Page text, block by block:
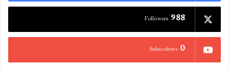
988
Followers
0
Subscribers